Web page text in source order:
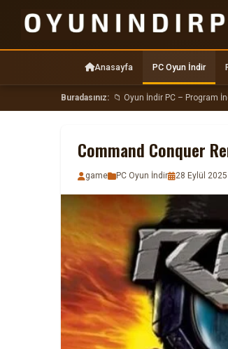
Anasayfa PC Oyun İndir
Buradasınız: 📁 Oyun İndir PC – Program
Command Conquer
game PC Oyun İndir 28 Eylül